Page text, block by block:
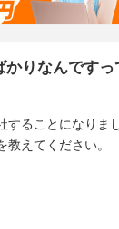
かりなんです
ることになりまし
えてください。